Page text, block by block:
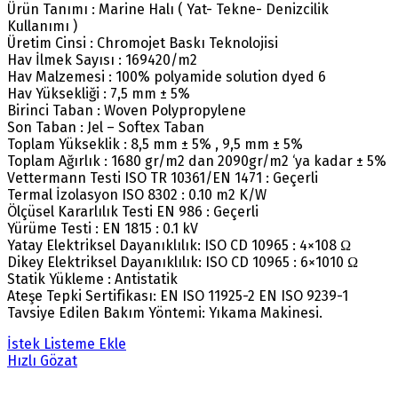
Ürün Tanımı : Marine Halı ( Yat- Tekne- Denizcilik
Kullanımı )
Üretim Cinsi : Chromojet Baskı Teknolojisi
Hav İlmek Sayısı : 169420/m2
Hav Malzemesi : 100% polyamide solution dyed 6
Hav Yüksekliği : 7,5 mm ± 5%
Birinci Taban : Woven Polypropylene
Son Taban : Jel – Softex Taban
Toplam Yükseklik : 8,5 mm ± 5% , 9,5 mm ± 5%
Toplam Ağırlık : 1680 gr/m2 dan 2090gr/m2 ‘ya kadar ± 5%
Vettermann Testi ISO TR 10361/EN 1471 : Geçerli
Termal İzolasyon ISO 8302 : 0.10 m2 K/W
Ölçüsel Kararlılık Testi EN 986 : Geçerli
Yürüme Testi : EN 1815 : 0.1 kV
Yatay Elektriksel Dayanıklılık: ISO CD 10965 : 4×108 Ω
Dikey Elektriksel Dayanıklılık: ISO CD 10965 : 6×1010 Ω
Statik Yükleme : Antistatik
Ateşe Tepki Sertifikası: EN ISO 11925-2 EN ISO 9239-1
Tavsiye Edilen Bakım Yöntemi: Yıkama Makinesi.
İstek Listeme Ekle
Hızlı Gözat